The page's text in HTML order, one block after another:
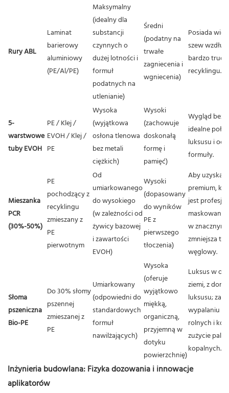
Rury ABL
Laminat
barierowy
aluminiowy
(PE/Al/PE)
Maksymalny
(idealny dla
substancji
czynnych o
dużej lotności i
formuł
podatnych na
utlenianie)
Średni
(podatny na
trwałe
zagniecenia i
wgniecenia)
Posiada
szew
bardzo
recyklingu.
5-
warstwowe
tuby EVOH
PE / Klej /
EVOH / Klej /
PE
Wysoka
(wyjątkowa
osłona tlenowa
bez metali
ciężkich)
Wysoki
(zachowuje
doskonałą
formę i
pamięć)
Wygląd bez
idealne
luksusu i
formuły.
Mieszanka
PCR
(30%-50%)
PE
pochodzący z
recyklingu
zmieszany z
PE
pierwotnym
Od
umiarkowanego
do wysokiego
(w zależności od
żywicy bazowej
i zawartości
EVOH)
Wysoki
(dopasowany
do wyników
PE z
pierwszego
tłoczenia)
Aby
premium,
jest
w znacznym
zmniejsza to
węglowy.
Słoma
pszeniczna
Bio-PE
Do 30% słomy
pszennej
zmieszanej z
PE
Umiarkowany
(odpowiedni do
standardowych
formuł
nawilżających)
Wysoka
(oferuje
wyjątkowo
miękką,
organiczną,
przyjemną w
dotyku
powierzchnię)
Luksus w
ziemi, z
luksusu;
wypalaniu
rolnych i
zużycie paliw
kopalnych.
Inżynieria budowlana: Fizyka dozowania i innowacje
aplikatorów